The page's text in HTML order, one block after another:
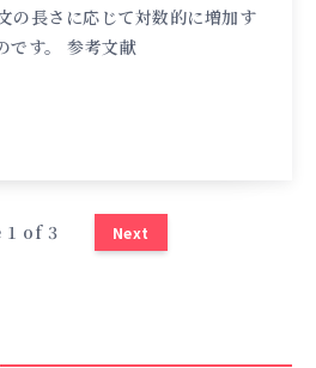
の長さに応じて対数的に増加す
です。 参考文献
1 of 3 Next